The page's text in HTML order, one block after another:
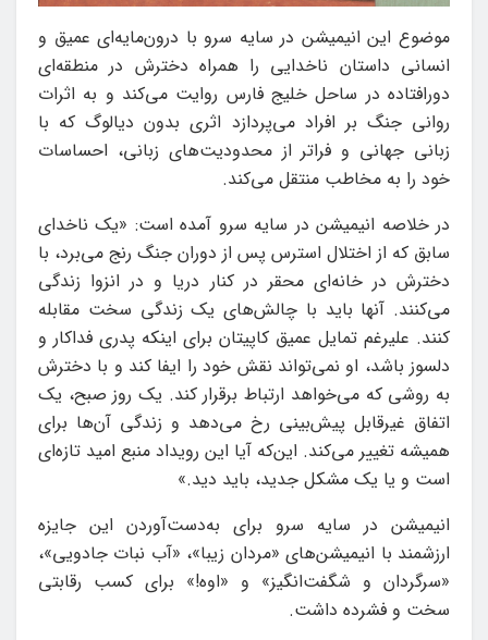
موضوع این انیمیشن در سایه سرو با درون‌مایه‌ای عمیق و
انسانی داستان ناخدایی را همراه دخترش در منطقه‌ای
دورافتاده در ساحل خلیج فارس روایت می‌کند و به اثرات
روانی جنگ بر افراد می‌پردازد اثری بدون دیالوگ که با
زبانی جهانی و فراتر از محدودیت‌های زبانی، احساسات
خود را به مخاطب منتقل می‌کند.
در خلاصه انیمیشن در سایه سرو آمده است: «یک ناخدای
سابق که از اختلال استرس پس از دوران جنگ رنج می‌برد، با
دخترش در خانه‌ای محقر در کنار دریا و در انزوا زندگی
می‌کنند. آنها باید با چالش‌های یک زندگی سخت مقابله
کنند. علیرغم تمایل عمیق کاپیتان برای اینکه پدری فداکار و
دلسوز باشد، او نمی‌تواند نقش خود را ایفا کند و با دخترش
به روشی که می‌خواهد ارتباط برقرار کند. یک روز صبح، یک
اتفاق غیرقابل پیش‌بینی رخ می‌دهد و زندگی آن‌ها برای
همیشه تغییر می‌کند. این‌که آیا این رویداد منبع امید تازه‌ای
است و یا یک مشکل جدید، باید دید.»
انیمیشن در سایه سرو برای به‌دست‌آوردن این جایزه
ارزشمند با انیمیشن‌های «مردان زیبا»، «آب نبات جادویی»،
«سرگردان و شگفت‌انگیز» و «اوه!» برای کسب رقابتی
سخت و فشرده داشت.